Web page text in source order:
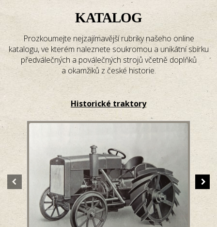
KATALOG
Prozkoumejte nejzajímavější rubriky našeho online
katalogu, ve kterém naleznete soukromou a unikátní sbírku
předválečných a poválečných strojů včetně doplňků
a okamžiků z české historie.
Historické traktory